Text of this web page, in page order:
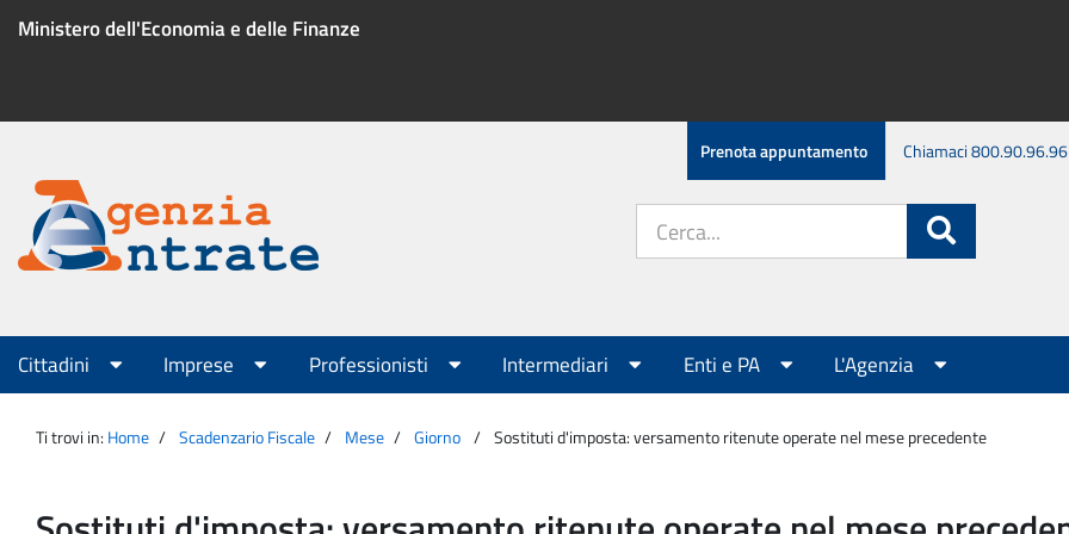
Ministero dell'Economia e delle Finanze
Menu
servizio
Prenota appuntamento Chiamaci 800.90.96.96
Agenzia
Entrate
sito:
Menu
principale
Cittadini Imprese Professionisti Intermediari Enti e PA L'Agenzia
Ti trovi in: Home Scadenzario Fiscale Mese Giorno Sostituti d'imposta: versamento ritenute operate nel mese precedente